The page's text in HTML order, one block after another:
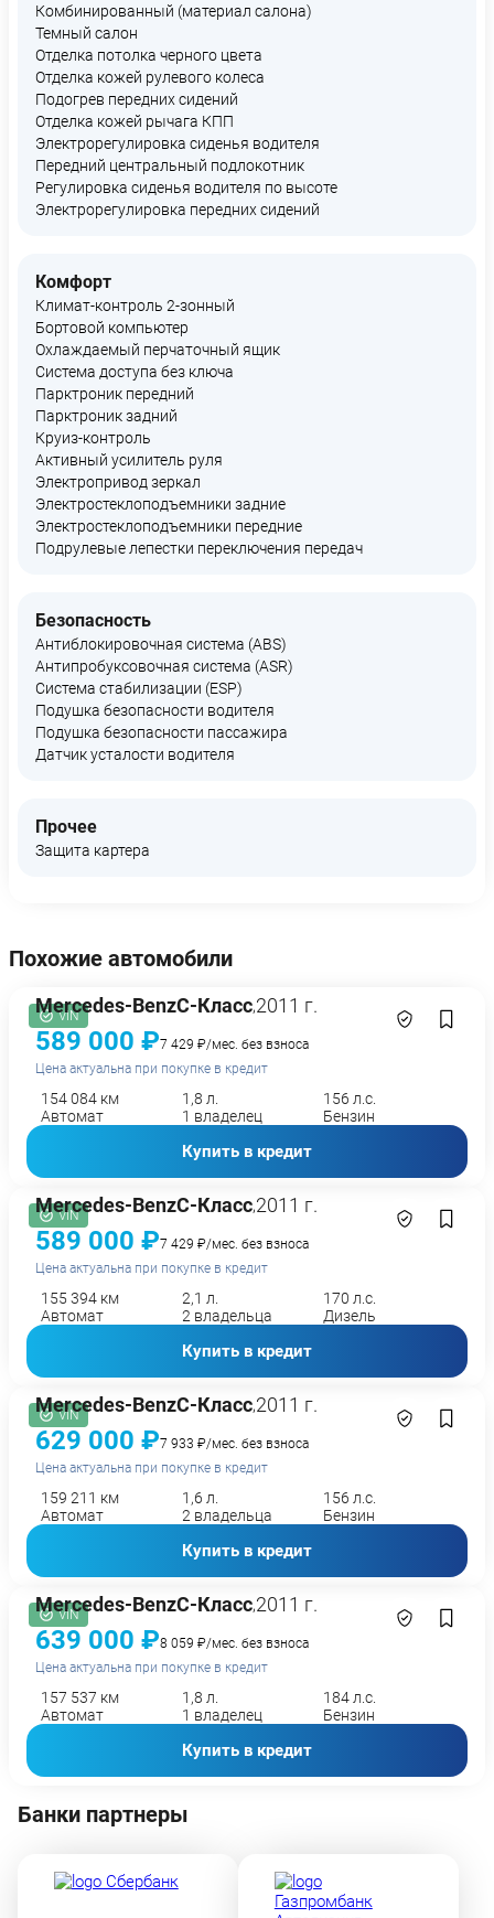
Комбинированный (материал салона)
Темный салон
Отделка потолка черного цвета
Отделка кожей рулевого колеса
Подогрев передних сидений
Отделка кожей рычага КПП
Электрорегулировка сиденья водителя
Передний центральный подлокотник
Регулировка сиденья водителя по высоте
Электрорегулировка передних сидений
Комфорт
Климат-контроль 2-зонный
Бортовой компьютер
Охлаждаемый перчаточный ящик
Система доступа без ключа
Парктроник передний
Парктроник задний
Круиз-контроль
Активный усилитель руля
Электропривод зеркал
Электростеклоподъемники задние
Электростеклоподъемники передние
Подрулевые лепестки переключения передач
Безопасность
Антиблокировочная система (ABS)
Антипробуксовочная система (ASR)
Система стабилизации (ESP)
Подушка безопасности водителя
Подушка безопасности пассажира
Датчик усталости водителя
Прочее
Защита картера
Похожие автомобили
VIN
Mercedes-BenzC-Класс,2011 г.
589 000 ₽7 429 ₽/мес. без взноса
Цена актуальна при покупке в кредит
154 084 км 1,8 л.
156 л.с.
Автомат
1 владелец Бензин
Купить в кредит
VIN
Mercedes-BenzC-Класс,2011 г.
589 000 ₽7 429 ₽/мес. без взноса
Цена актуальна при покупке в кредит
155 394 км 2,1 л.
170 л.с.
Автомат
2 владельца Дизель
Купить в кредит
VIN
Mercedes-BenzC-Класс,2011 г.
629 000 ₽7 933 ₽/мес. без взноса
Цена актуальна при покупке в кредит
159 211 км 1,6 л.
156 л.с.
Автомат
2 владельца Бензин
Купить в кредит
VIN
Mercedes-BenzC-Класс,2011 г.
639 000 ₽8 059 ₽/мес. без взноса
Цена актуальна при покупке в кредит
157 537 км 1,8 л.
184 л.с.
Автомат
1 владелец Бензин
Купить в кредит
Банки партнеры